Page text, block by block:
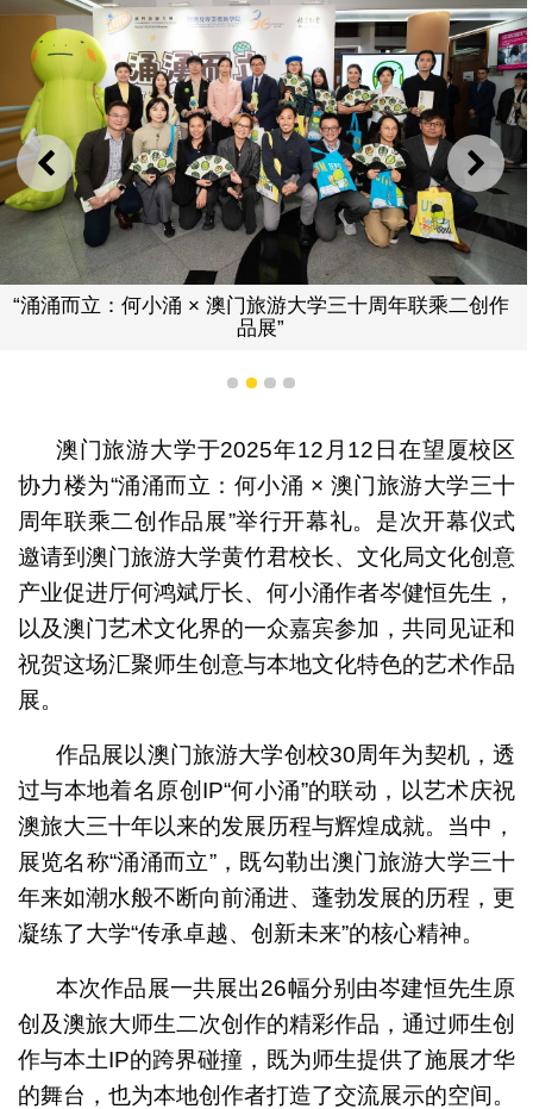
上一则 下一
“涌涌而立：何小涌 × 澳门旅游大学三十周年联乘二创作
品展”
1 2 3 4
澳门旅游大学于2025年12月12日在望厦校区
协力楼为“涌涌而立：何小涌 × 澳门旅游大学三十
周年联乘二创作品展”举行开幕礼。是次开幕仪式
邀请到澳门旅游大学黄竹君校长、文化局文化创意
产业促进厅何鸿斌厅长、何小涌作者岑健恒先生，
以及澳门艺术文化界的一众嘉宾参加，共同见证和
祝贺这场汇聚师生创意与本地文化特色的艺术作品
展。
作品展以澳门旅游大学创校30周年为契机，透
过与本地着名原创IP“何小涌”的联动，以艺术庆祝
澳旅大三十年以来的发展历程与辉煌成就。当中，
展览名称“涌涌而立”，既勾勒出澳门旅游大学三十
年来如潮水般不断向前涌进、蓬勃发展的历程，更
凝练了大学“传承卓越、创新未来”的核心精神。
本次作品展一共展出26幅分别由岑建恒先生原
创及澳旅大师生二次创作的精彩作品，通过师生创
作与本土IP的跨界碰撞，既为师生提供了施展才华
的舞台，也为本地创作者打造了交流展示的空间。